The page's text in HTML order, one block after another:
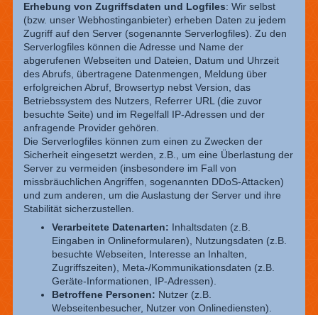
Erhebung von Zugriffsdaten und Logfiles: Wir selbst
(bzw. unser Webhostinganbieter) erheben Daten zu jedem
Zugriff auf den Server (sogenannte Serverlogfiles). Zu den
Serverlogfiles können die Adresse und Name der
abgerufenen Webseiten und Dateien, Datum und Uhrzeit
des Abrufs, übertragene Datenmengen, Meldung über
erfolgreichen Abruf, Browsertyp nebst Version, das
Betriebssystem des Nutzers, Referrer URL (die zuvor
besuchte Seite) und im Regelfall IP-Adressen und der
anfragende Provider gehören.
Die Serverlogfiles können zum einen zu Zwecken der
Sicherheit eingesetzt werden, z.B., um eine Überlastung der
Server zu vermeiden (insbesondere im Fall von
missbräuchlichen Angriffen, sogenannten DDoS-Attacken)
und zum anderen, um die Auslastung der Server und ihre
Stabilität sicherzustellen.
Verarbeitete Datenarten: Inhaltsdaten (z.B.
Eingaben in Onlineformularen), Nutzungsdaten (z.B.
besuchte Webseiten, Interesse an Inhalten,
Zugriffszeiten), Meta-/Kommunikationsdaten (z.B.
Geräte-Informationen, IP-Adressen).
Betroffene Personen: Nutzer (z.B.
Webseitenbesucher, Nutzer von Onlinediensten).